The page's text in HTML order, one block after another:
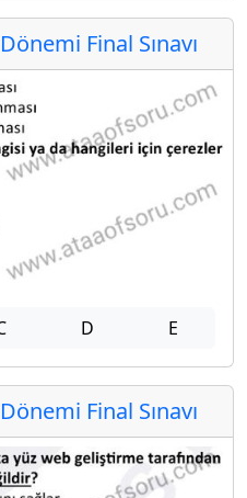
Final Sınavı
D E
Final Sınavı